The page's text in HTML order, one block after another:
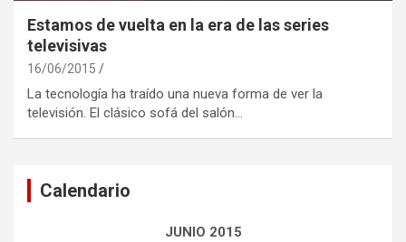
Estamos de vuelta en la era de las series
televisivas
16/06/2015
La tecnología ha traído una nueva forma de ver la
televisión. El clásico sofá del salón…
Calendario
JUNIO 2015